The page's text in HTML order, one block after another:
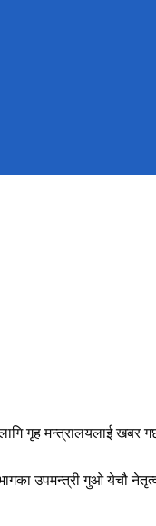
गृह मन्त्रालयलाई खबर
उपमन्त्री गुओ